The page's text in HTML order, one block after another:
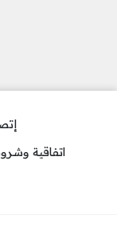
اتفاقية